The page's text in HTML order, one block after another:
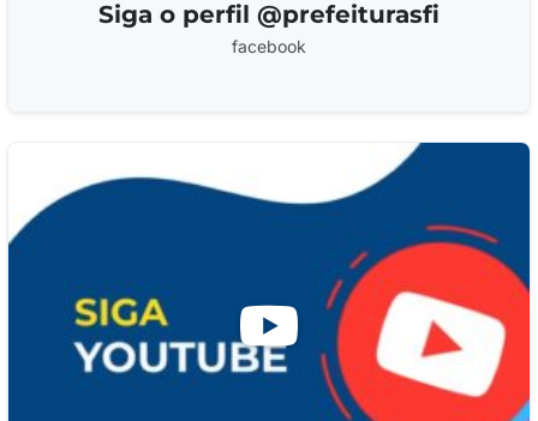
Siga o perfil @prefeiturasfi
facebook